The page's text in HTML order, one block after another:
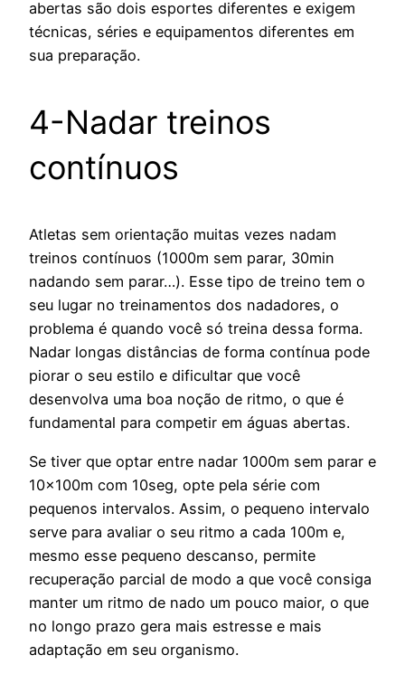
abertas são dois esportes diferentes e exigem
técnicas, séries e equipamentos diferentes em
sua preparação.
4-Nadar treinos
contínuos
Atletas sem orientação muitas vezes nadam
treinos contínuos (1000m sem parar, 30min
nadando sem parar…). Esse tipo de treino tem o
seu lugar no treinamentos dos nadadores, o
problema é quando você só treina dessa forma.
Nadar longas distâncias de forma contínua pode
piorar o seu estilo e dificultar que você
desenvolva uma boa noção de ritmo, o que é
fundamental para competir em águas abertas.
Se tiver que optar entre nadar 1000m sem parar e
10x100m com 10seg, opte pela série com
pequenos intervalos. Assim, o pequeno intervalo
serve para avaliar o seu ritmo a cada 100m e,
mesmo esse pequeno descanso, permite
recuperação parcial de modo a que você consiga
manter um ritmo de nado um pouco maior, o que
no longo prazo gera mais estresse e mais
adaptação em seu organismo.